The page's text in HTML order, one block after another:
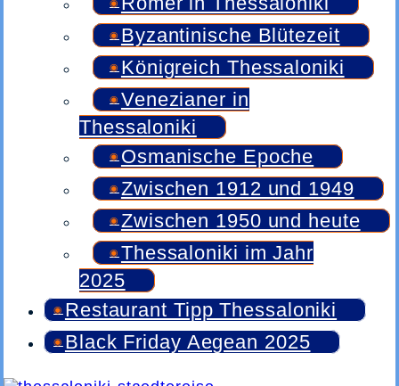
Byzantinische Blütezeit
Königreich Thessaloniki
Venezianer in
Thessaloniki
Osmanische Epoche
Zwischen 1912 und 1949
Zwischen 1950 und heute
Thessaloniki im Jahr
2025
Restaurant Tipp Thessaloniki
Black Friday Aegean 2025